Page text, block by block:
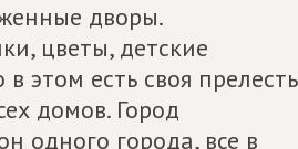
дворы.
цветы, детские
этом есть своя
домов. Город
одного города, все в